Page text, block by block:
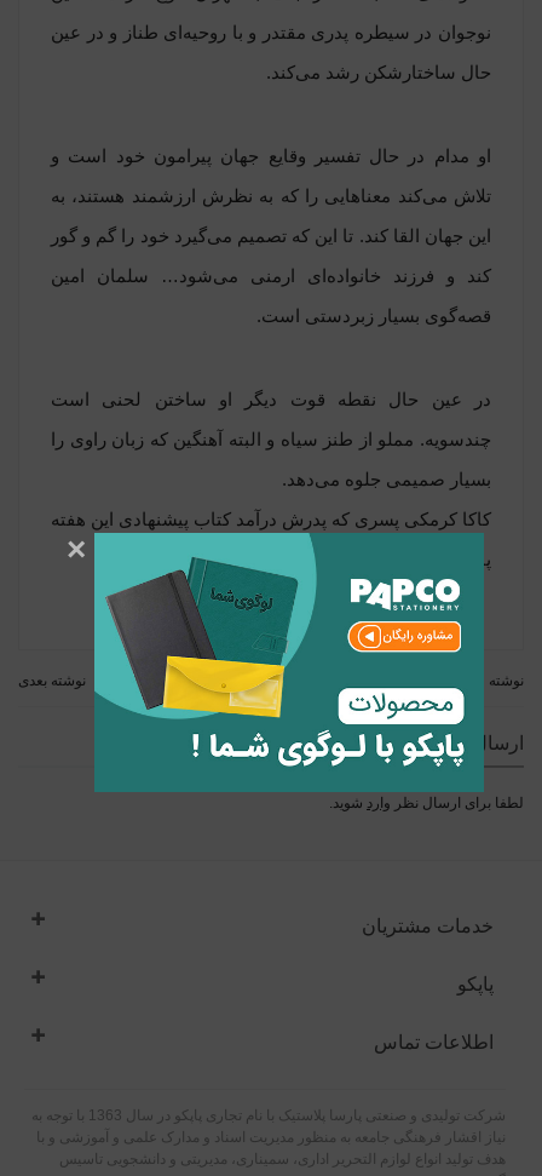
نوجوان در سیطره پدری مقتدر و با روحیه‌ای طناز و در عین
حال ساختارشکن رشد می‌کند.
او مدام در حال تفسیر وقایع جهان پیرامون خود است و
تلاش می‌کند معناهایی را که به نظرش ارزشمند هستند، به
این جهان القا کند. تا این که تصمیم می‌گیرد خود را گم و گور
کند و فرزند خانواده‌ای ارمنی می‌شود… سلمان امین
قصه‌گوی بسیار زبردستی است.
در عین حال نقطه قوت دیگر او ساختن لحنی است
چندسویه. مملو از طنز سیاه و البته آهنگین که زبان راوی را
بسیار صمیمی جلوه می‌دهد.
کاکا کرمکی پسری که پدرش درآمد کتاب پیشنهادی این هفته
پاپکو رو از دست ندید!
نوشته قبلی نوشته بعدی
ارسال نظر
لطفا برای ارسال نظر وارد شوید.
خدمات مشتریان
پاپکو
اطلاعات تماس
شرکت تولیدی و صنعتی پارسا پلاستیک با نام تجاری پاپکو در سال 1363 با توجه به
نیاز اقشار فرهنگی جامعه به منظور مدیریت اسناد و مدارک علمی و آموزشی و با
هدف تولید انواع لوازم التحریر اداری، سمیناری، مدیریتی و دانشجویی تاسیس
×